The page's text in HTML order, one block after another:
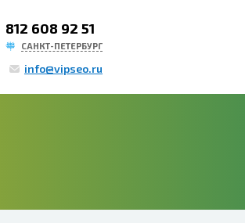
812 608 92 51
САНКТ-ПЕТЕРБУРГ
info@vipseo.ru